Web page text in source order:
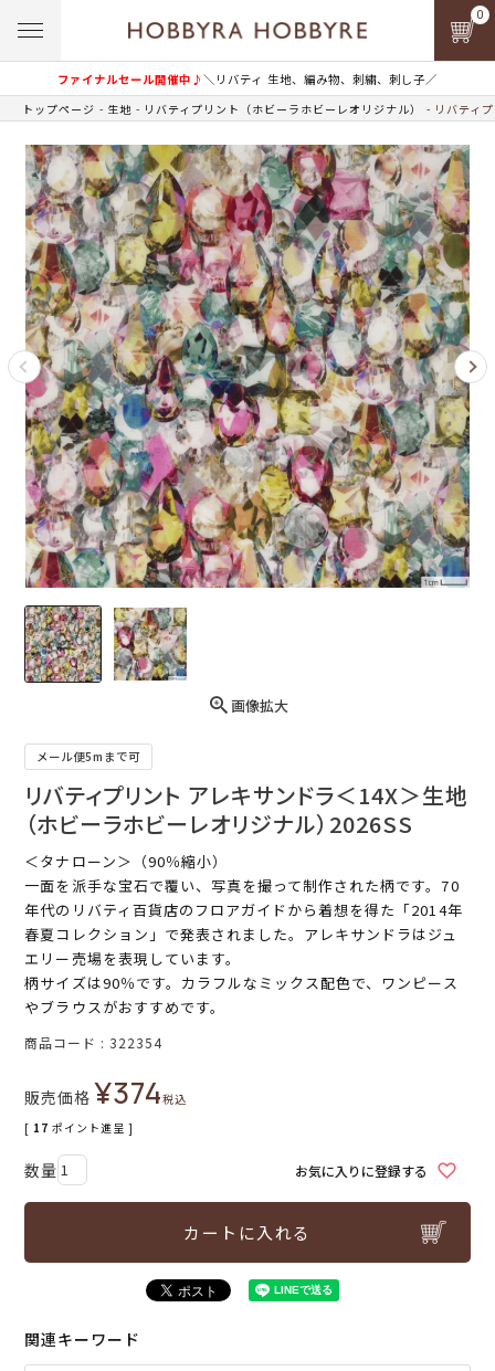
ファイナルセール開催中♪＼リバティ 生地、編み物、刺繍、刺し子／
0
トップページ 生地 リバティプリント（ホビーラホビーレオリジナル） リバティ
画像拡大
メール便5mまで可
リバティプリント アレキサンドラ＜14X＞生地
（ホビーラホビーレオリジナル）2026SS
＜タナローン＞（90％縮小）
一面を派手な宝石で覆い、写真を撮って制作された柄です。70
年代のリバティ百貨店のフロアガイドから着想を得た「2014年
春夏コレクション」で発表されました。アレキサンドラはジュ
エリー売場を表現しています。
柄サイズは90％です。カラフルなミックス配色で、ワンピース
やブラウスがおすすめです。
商品コード 322354
販売価格 ¥374税込
[ 17 ポイント進呈 ]
お気に入りに登録する
カートに入れる
関連キーワード